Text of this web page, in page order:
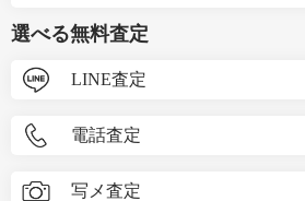
選べる無料査定
LINE査定
電話査定
写メ査定